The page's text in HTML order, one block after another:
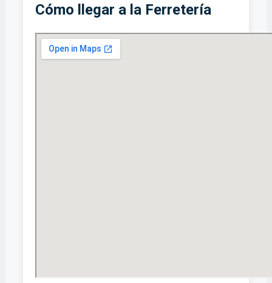
Cómo llegar a la Ferretería